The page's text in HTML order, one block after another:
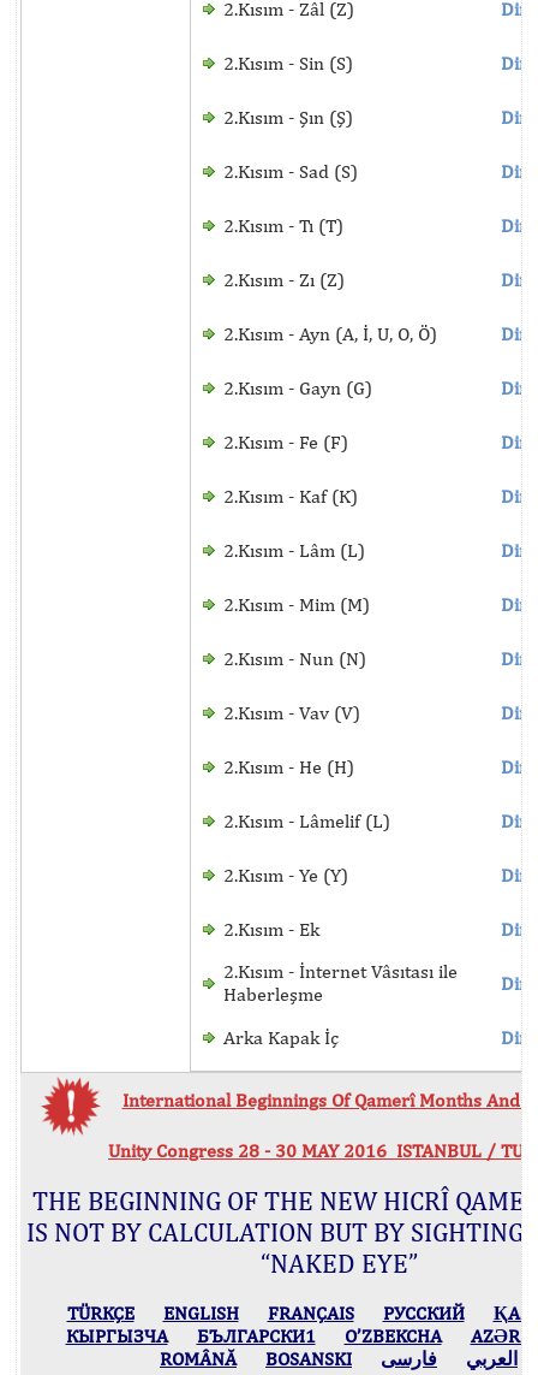
2.Kısım - Zâl (Z)
2.Kısım - Sin (S)
2.Kısım - Şın (Ş)
2.Kısım - Sad (S)
2.Kısım - Tı (T)
2.Kısım - Zı (Z)
2.Kısım - Ayn (A, İ, U, O, Ö)
2.Kısım - Gayn (G)
2.Kısım - Fe (F)
2.Kısım - Kaf (K)
2.Kısım - Lâm (L)
2.Kısım - Mim (M)
2.Kısım - Nun (N)
2.Kısım - Vav (V)
2.Kısım - He (H)
2.Kısım - Lâmelif (L)
2.Kısım - Ye (Y)
2.Kısım - Ek
2.Kısım - İnternet Vâsıtası ile
Haberleşme
Arka Kapak İç
International Beginnings Of Qamerî Months And
Unity Congress 28 - 30 MAY 2016 ISTANBUL /
THE BEGINNING OF THE NEW HICRÎ
IS NOT BY CALCULATION BUT BY
“NAKED EYE”
TÜRKÇE ENGLISH FRANÇAIS РУССКИЙ
КЫPГЫЗЧA
БЪЛГАРСКИ1 O’ZBEKCHA
ROMÂNĂ
BOSANSKI العربي فارسی